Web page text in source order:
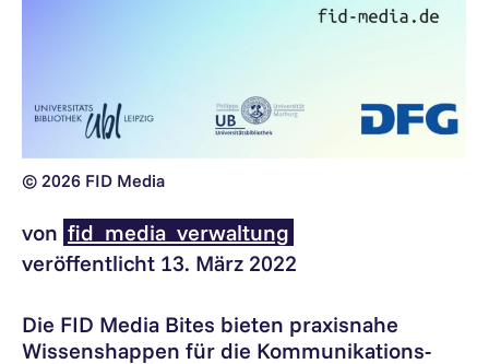
© 2026 FID Media
von fid_media_verwaltung
veröffentlicht 13. März 2022
Die FID Media Bites bieten praxisnahe
Wissenshappen für die Kommunikations-